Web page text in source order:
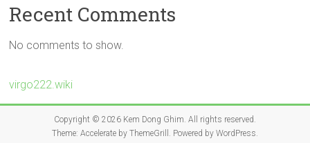
Recent Comments
No comments to show.
virgo222.wiki
Copyright © 2026 Kem Dong Ghim . All rights reserved.
Theme: Accelerateby ThemeGrill. Powered by WordPress